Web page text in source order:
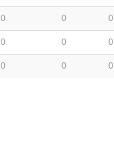
0 0 0
0 0 0
0 0 0